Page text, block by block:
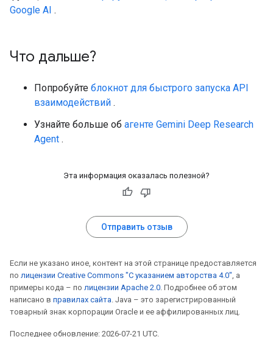
Google AI .
Что дальше?
Попробуйте блокнот для быстрого запуска API
взаимодействий .
Узнайте больше об агенте Gemini Deep Research
Agent .
Эта информация оказалась полезной?
Отправить отзыв
Если не указано иное, контент на этой странице предоставляется
по лицензии Creative Commons "С указанием авторства 4.0", а
примеры кода – по лицензии Apache 2.0. Подробнее об этом
написано в правилах сайта. Java – это зарегистрированный
товарный знак корпорации Oracle и ее аффилированных лиц.
Последнее обновление: 2026-07-21 UTC.